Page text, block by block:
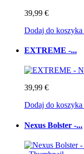
39,99 €
Dodaj do koszyka
EXTREME -...
39,99 €
Dodaj do koszyka
Nexus Bolster -...